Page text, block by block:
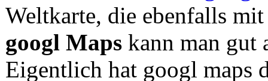
Weltkarte, die ebenfalls
googl Mapskann man gut
Eigentlich hat googl maps